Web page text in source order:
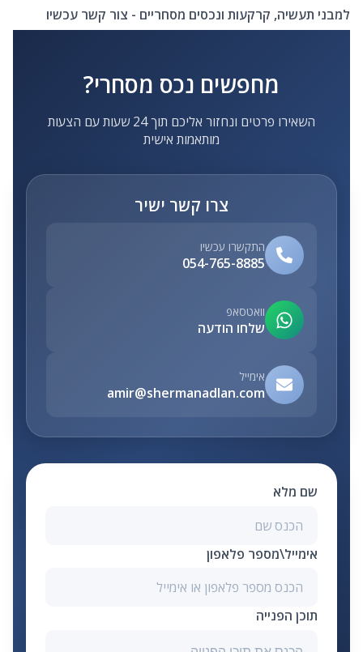
למבני תעשיה, קרקעות ונכסים מסחריים - צור קשר עכשיו
מחפשים נכס מסחרי?
השאירו פרטים ונחזור אליכם תוך 24 שעות עם הצעות
מותאמות אישית
צרו קשר ישיר
התקשרו עכשיו
054-765-8885
וואטסאפ
שלחו הודעה
אימייל
amir@shermanadlan.com
שם מלא
אימייל\מספר פלאפון
תוכן הפנייה